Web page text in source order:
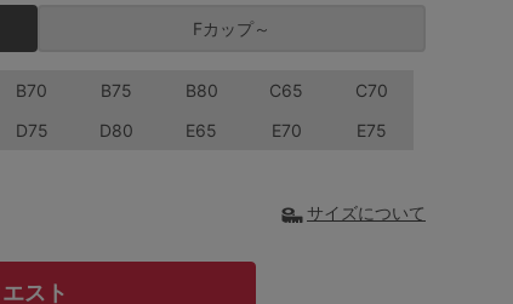
Fカップ～
B70 B75 B80 C65
C70
D75 D80 E65 E70
E75
サイズについて
スト